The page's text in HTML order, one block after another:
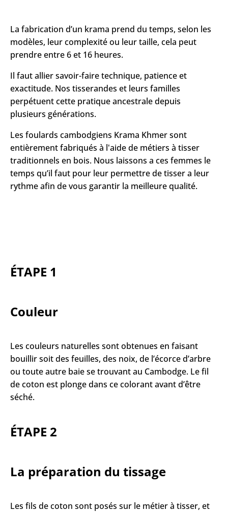
La fabrication d’un krama prend du temps, selon les
modèles, leur complexité ou leur taille, cela peut
prendre entre 6 et 16 heures.
Il faut allier savoir-faire technique, patience et
exactitude. Nos tisserandes et leurs familles
perpétuent cette pratique ancestrale depuis
plusieurs générations.
Les foulards cambodgiens Krama Khmer sont
entièrement fabriqués à l'aide de métiers à tisser
traditionnels en bois. Nous laissons a ces femmes le
temps qu’il faut pour leur permettre de tisser a leur
rythme afin de vous garantir la meilleure qualité.
ÉTAPE 1
Couleur
Les couleurs naturelles sont obtenues en faisant
bouillir soit des feuilles, des noix, de l’écorce d’arbre
ou toute autre baie se trouvant au Cambodge. Le fil
de coton est plonge dans ce colorant avant d’être
séché.
ÉTAPE 2
La préparation du tissage
Les fils de coton sont posés sur le métier à tisser, et